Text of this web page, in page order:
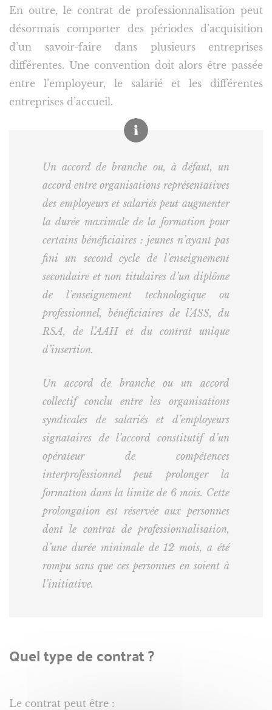
En outre, le contrat de professionnalisation peut
désormais comporter des périodes d’acquisition
d’un savoir-faire dans plusieurs entreprises
différentes. Une convention doit alors être passée
entre l’employeur, le salarié et les différentes
entreprises d’accueil.
Un accord de branche ou, à défaut, un
accord entre organisations représentatives
des employeurs et salariés peut augmenter
la durée maximale de la formation pour
certains bénéficiaires : jeunes n’ayant pas
fini un second cycle de l’enseignement
secondaire et non titulaires d’un diplôme
de l’enseignement technologique ou
professionnel, bénéficiaires de l’ASS, du
RSA, de l’AAH et du contrat unique
d’insertion.
Un accord de branche ou un accord
collectif conclu entre les organisations
syndicales de salariés et d’employeurs
signataires de l’accord constitutif d’un
opérateur de compétences
interprofessionnel peut prolonger la
formation dans la limite de 6 mois. Cette
prolongation est réservée aux personnes
dont le contrat de professionnalisation,
d’une durée minimale de 12 mois, a été
rompu sans que ces personnes en soient à
l’initiative.
Quel type de contrat ?
Le contrat peut être :